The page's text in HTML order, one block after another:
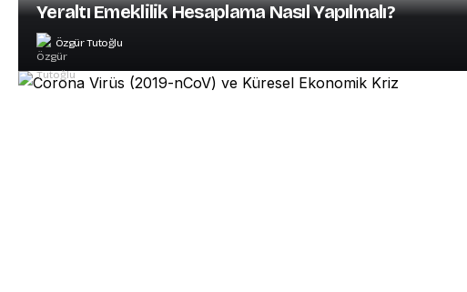
Yeraltı Emeklilik Hesaplama Nasıl Yapılmalı?
Özgür Tutoğlu